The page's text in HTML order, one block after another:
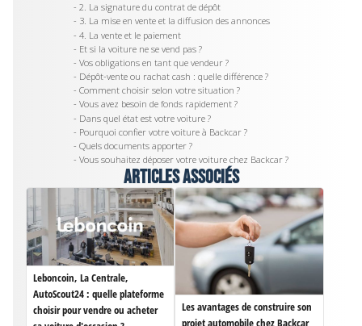
- 2. La signature du contrat de dépôt
- 3. La mise en vente et la diffusion des annonces
- 4. La vente et le paiement
- Et si la voiture ne se vend pas ?
- Vos obligations en tant que vendeur ?
- Dépôt-vente ou rachat cash : quelle différence ?
- Comment choisir selon votre situation ?
- Vous avez besoin de fonds rapidement ?
- Dans quel état est votre voiture ?
- Pourquoi confier votre voiture à Backcar ?
- Quels documents apporter ?
- Vous souhaitez déposer votre voiture chez Backcar ?
Articles associés
Leboncoin, La Centrale,
AutoScout24 : quelle plateforme
choisir pour vendre ou acheter
Les avantages de construire son